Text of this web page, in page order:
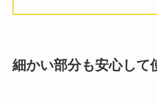
細かい部分も安心して